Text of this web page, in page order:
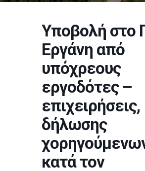
Υποβολή στο
Εργάνη από
υπόχρεους
εργοδότες –
επιχειρήσεις,
δήλωσης
κατά τον